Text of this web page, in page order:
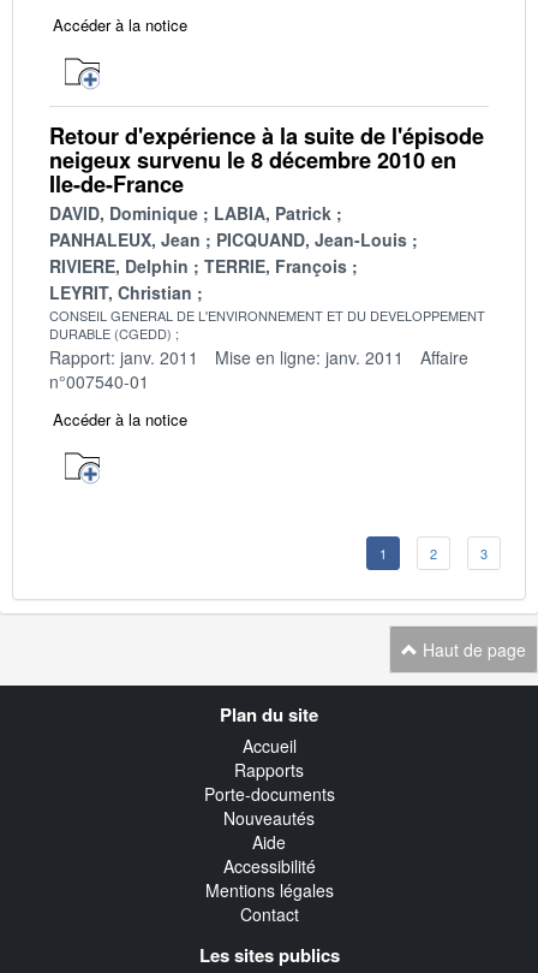
Accéder à la notice
Retour d'expérience à la suite de l'épisode
neigeux survenu le 8 décembre 2010 en
Ile-de-France
DAVID, Dominique
LABIA, Patrick
PANHALEUX, Jean
PICQUAND, Jean-Louis
RIVIERE, Delphin
TERRIE, François
LEYRIT, Christian
CONSEIL GENERAL DE L'ENVIRONNEMENT ET DU DEVELOPPEMENT
DURABLE (CGEDD)
Rapport: janv. 2011 Mise en ligne: janv. 2011
Affaire
n°007540-01
Accéder à la notice
1 2 3
Haut de page
Plan du site
Accueil
Rapports
Porte-documents
Nouveautés
Aide
Accessibilité
Mentions légales
Contact
Les sites publics